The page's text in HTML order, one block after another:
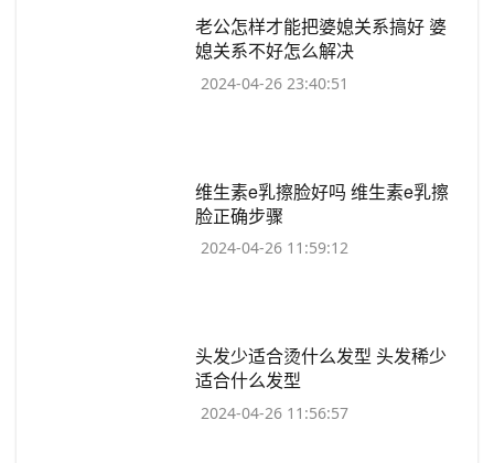
​老公怎样才能把婆媳关系搞好 婆
媳关系不好怎么解决
2024-04-26 23:40:51
​维生素e乳擦脸好吗 维生素e乳擦
脸正确步骤
2024-04-26 11:59:12
​头发少适合烫什么发型 头发稀少
适合什么发型
2024-04-26 11:56:57